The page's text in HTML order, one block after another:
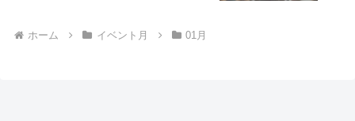
ホーム イベント月 01月